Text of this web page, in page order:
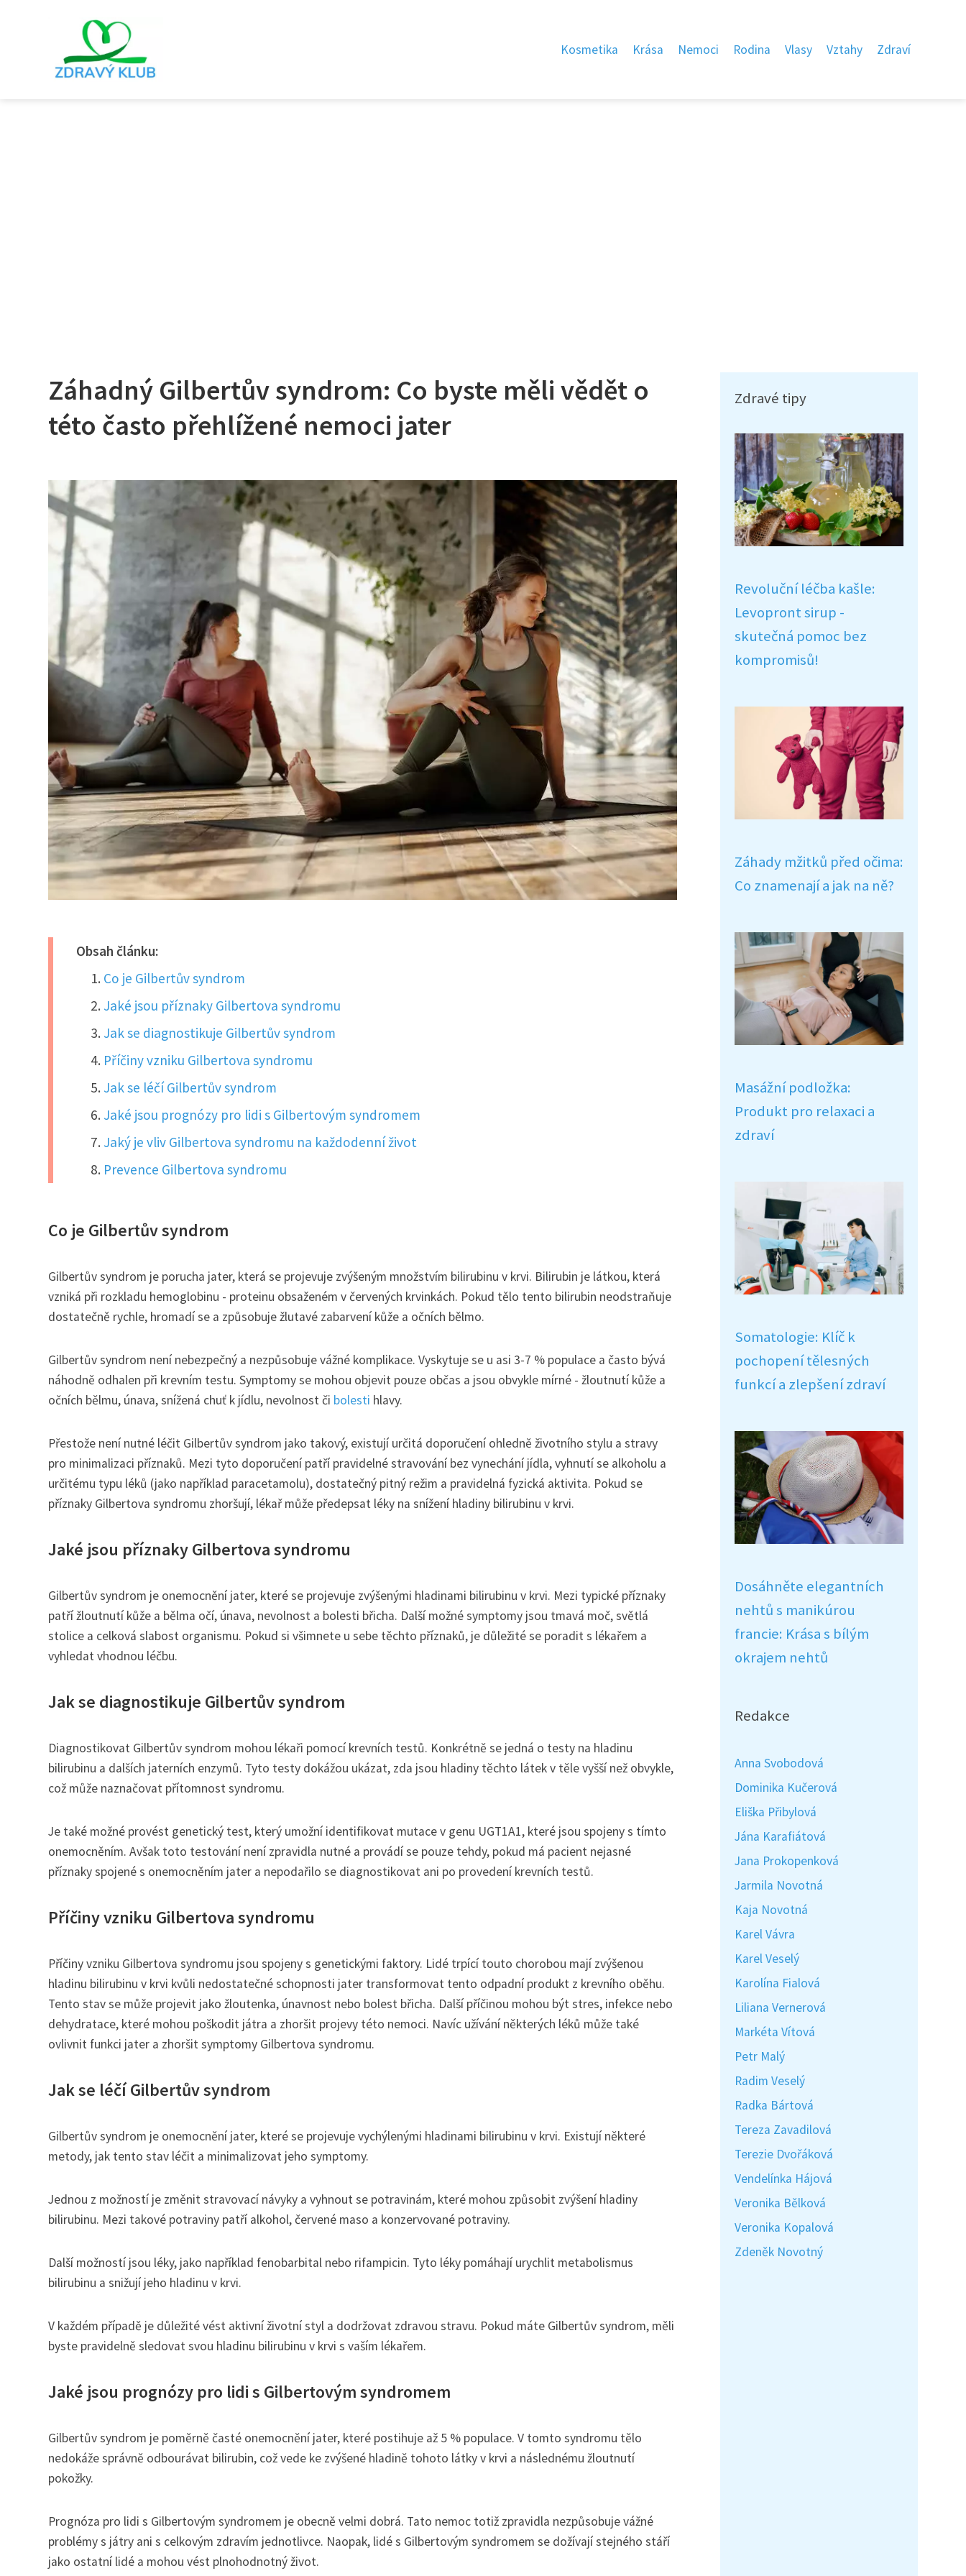
Kosmetika Krása Nemoci Rodina Vlasy Vztahy Zdraví
Záhadný Gilbertův syndrom: Co byste měli vědět o
této často přehlížené nemoci jater
Obsah článku:
Co je Gilbertův syndrom
Jaké jsou příznaky Gilbertova syndromu
Jak se diagnostikuje Gilbertův syndrom
Příčiny vzniku Gilbertova syndromu
Jak se léčí Gilbertův syndrom
Jaké jsou prognózy pro lidi s Gilbertovým syndromem
Jaký je vliv Gilbertova syndromu na každodenní život
Prevence Gilbertova syndromu
Co je Gilbertův syndrom
Gilbertův syndrom je porucha jater, která se projevuje zvýšeným množstvím bilirubinu v krvi. Bilirubin je látkou, která
vzniká při rozkladu hemoglobinu - proteinu obsaženém v červených krvinkách. Pokud tělo tento bilirubin neodstraňuje
dostatečně rychle, hromadí se a způsobuje žlutavé zabarvení kůže a očních bělmo.
Gilbertův syndrom není nebezpečný a nezpůsobuje vážné komplikace. Vyskytuje se u asi 3-7 % populace a často bývá
náhodně odhalen při krevním testu. Symptomy se mohou objevit pouze občas a jsou obvykle mírné - žloutnutí kůže a
očních bělmu, únava, snížená chuť k jídlu, nevolnost či bolesti hlavy.
Přestože není nutné léčit Gilbertův syndrom jako takový, existují určitá doporučení ohledně životního stylu a stravy
pro minimalizaci příznaků. Mezi tyto doporučení patří pravidelné stravování bez vynechání jídla, vyhnutí se alkoholu a
určitému typu léků (jako například paracetamolu), dostatečný pitný režim a pravidelná fyzická aktivita. Pokud se
příznaky Gilbertova syndromu zhoršují, lékař může předepsat léky na snížení hladiny bilirubinu v krvi.
Jaké jsou příznaky Gilbertova syndromu
Gilbertův syndrom je onemocnění jater, které se projevuje zvýšenými hladinami bilirubinu v krvi. Mezi typické příznaky
patří žloutnutí kůže a bělma očí, únava, nevolnost a bolesti břicha. Další možné symptomy jsou tmavá moč, světlá
stolice a celková slabost organismu. Pokud si všimnete u sebe těchto příznaků, je důležité se poradit s lékařem a
vyhledat vhodnou léčbu.
Jak se diagnostikuje Gilbertův syndrom
Diagnostikovat Gilbertův syndrom mohou lékaři pomocí krevních testů. Konkrétně se jedná o testy na hladinu
bilirubinu a dalších jaterních enzymů. Tyto testy dokážou ukázat, zda jsou hladiny těchto látek v těle vyšší než obvykle,
což může naznačovat přítomnost syndromu.
Je také možné provést genetický test, který umožní identifikovat mutace v genu UGT1A1, které jsou spojeny s tímto
onemocněním. Avšak toto testování není zpravidla nutné a provádí se pouze tehdy, pokud má pacient nejasné
příznaky spojené s onemocněním jater a nepodařilo se diagnostikovat ani po provedení krevních testů.
Příčiny vzniku Gilbertova syndromu
Příčiny vzniku Gilbertova syndromu jsou spojeny s genetickými faktory. Lidé trpící touto chorobou mají zvýšenou
hladinu bilirubinu v krvi kvůli nedostatečné schopnosti jater transformovat tento odpadní produkt z krevního oběhu.
Tento stav se může projevit jako žloutenka, únavnost nebo bolest břicha. Další příčinou mohou být stres, infekce nebo
dehydratace, které mohou poškodit játra a zhoršit projevy této nemoci. Navíc užívání některých léků může také
ovlivnit funkci jater a zhoršit symptomy Gilbertova syndromu.
Jak se léčí Gilbertův syndrom
Gilbertův syndrom je onemocnění jater, které se projevuje vychýlenými hladinami bilirubinu v krvi. Existují některé
metody, jak tento stav léčit a minimalizovat jeho symptomy.
Jednou z možností je změnit stravovací návyky a vyhnout se potravinám, které mohou způsobit zvýšení hladiny
bilirubinu. Mezi takové potraviny patří alkohol, červené maso a konzervované potraviny.
Další možností jsou léky, jako například fenobarbital nebo rifampicin. Tyto léky pomáhají urychlit metabolismus
bilirubinu a snižují jeho hladinu v krvi.
V každém případě je důležité vést aktivní životní styl a dodržovat zdravou stravu. Pokud máte Gilbertův syndrom, měli
byste pravidelně sledovat svou hladinu bilirubinu v krvi s vaším lékařem.
Jaké jsou prognózy pro lidi s Gilbertovým syndromem
Gilbertův syndrom je poměrně časté onemocnění jater, které postihuje až 5 % populace. V tomto syndromu tělo
nedokáže správně odbourávat bilirubin, což vede ke zvýšené hladině tohoto látky v krvi a následnému žloutnutí
pokožky.
Prognóza pro lidi s Gilbertovým syndromem je obecně velmi dobrá. Tato nemoc totiž zpravidla nezpůsobuje vážné
problémy s játry ani s celkovým zdravím jednotlivce. Naopak, lidé s Gilbertovým syndromem se dožívají stejného stáří
jako ostatní lidé a mohou vést plnohodnotný život.
Zdravé tipy
Revoluční léčba kašle:
Levopront sirup -
skutečná pomoc bez
kompromisů!
Záhady mžitků před očima:
Co znamenají a jak na ně?
Masážní podložka:
Produkt pro relaxaci a
zdraví
Somatologie: Klíč k
pochopení tělesných
funkcí a zlepšení zdraví
Dosáhněte elegantních
nehtů s manikúrou
francie: Krása s bílým
okrajem nehtů
Redakce
Anna Svobodová
Dominika Kučerová
Eliška Přibylová
Jána Karafiátová
Jana Prokopenková
Jarmila Novotná
Kaja Novotná
Karel Vávra
Karel Veselý
Karolína Fialová
Liliana Vernerová
Markéta Vítová
Petr Malý
Radim Veselý
Radka Bártová
Tereza Zavadilová
Terezie Dvořáková
Vendelínka Hájová
Veronika Bělková
Veronika Kopalová
Zdeněk Novotný